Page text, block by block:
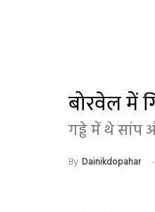
बोरवेल में
गड्ढे में थे
By Dainikdopahar